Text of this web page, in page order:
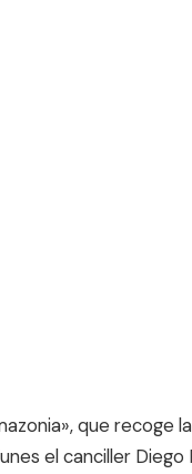
que recoge
el canciller Diego